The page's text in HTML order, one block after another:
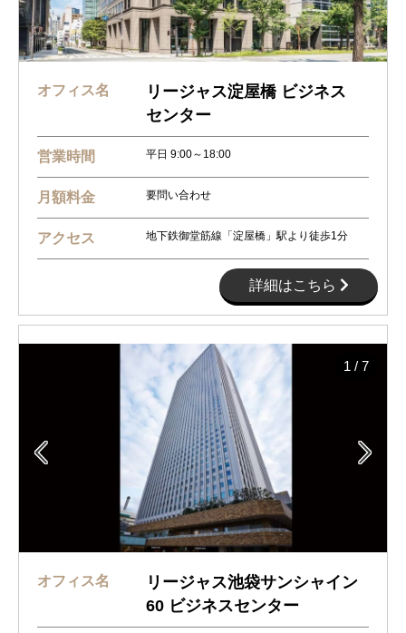
オフィス名
リージャス淀屋橋 ビジネス
センター
営業時間 平日 9:00～18:00
月額料金 要問い合わせ
アクセス 地下鉄御堂筋線「淀屋橋」駅より徒歩1分
詳細はこちら
 
1 / 7
オフィス名
リージャス池袋サンシャイン
60 ビジネスセンター